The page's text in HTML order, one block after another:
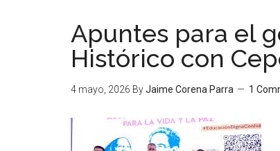
Apuntes para el
Histórico con
4 mayo, 2026 ByJaime Corena Parra 1